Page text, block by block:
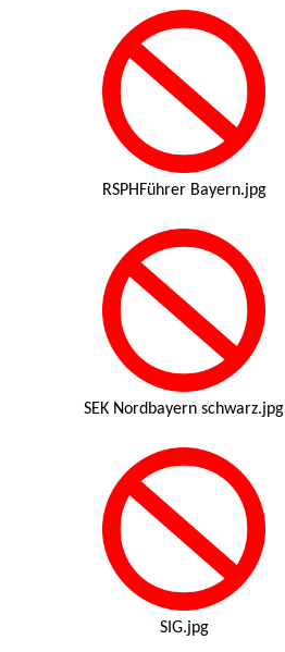
RSPHFührer Bayern.jpg
SEK Nordbayern schwarz.jpg
SIG.jpg